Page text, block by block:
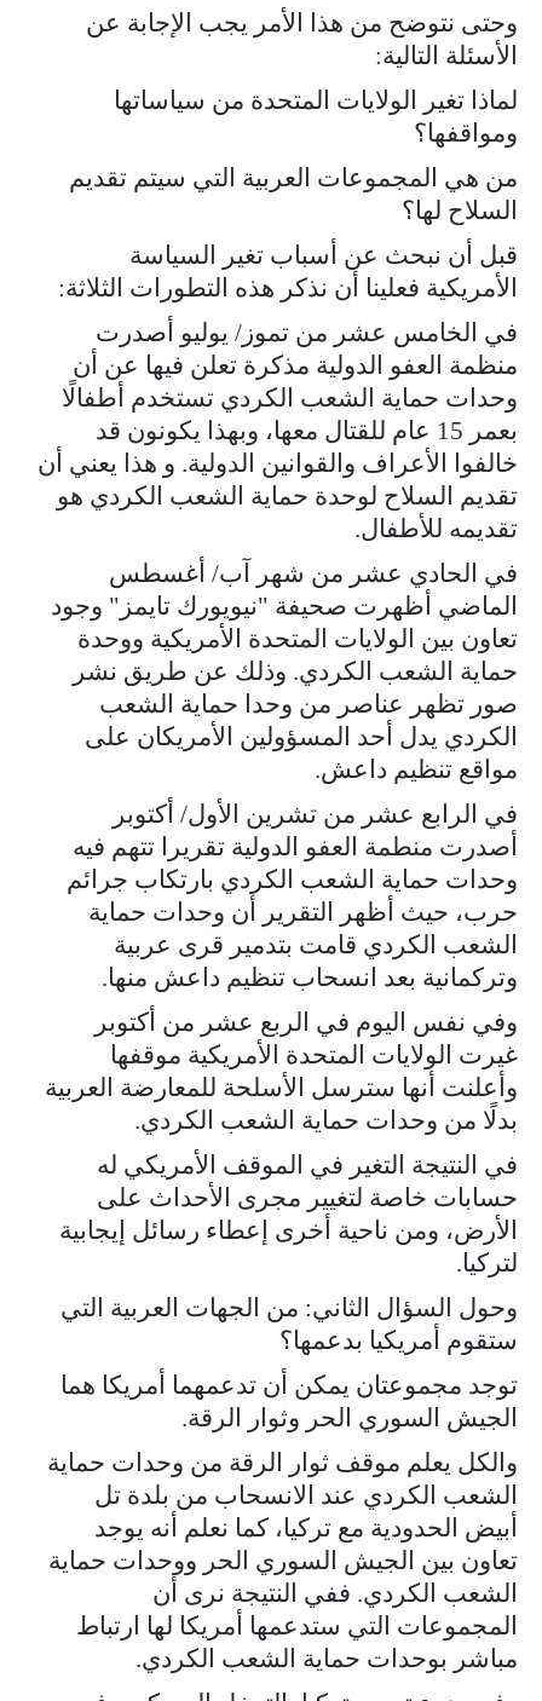
وحتى نتوضح من هذا الأمر يجب الإجابة عن
الأسئلة التالية:
لماذا تغير الولايات المتحدة من سياساتها
ومواقفها؟
من هي المجموعات العربية التي سيتم تقديم
السلاح لها؟
قبل أن نبحث عن أسباب تغير السياسة
الأمريكية فعلينا أن نذكر هذه التطورات الثلاثة:
في الخامس عشر من تموز/ يوليو أصدرت
منظمة العفو الدولية مذكرة تعلن فيها عن أن
وحدات حماية الشعب الكردي تستخدم أطفالًا
بعمر 15 عام للقتال معها، وبهذا يكونون قد
خالفوا الأعراف والقوانين الدولية. و هذا يعني أن
تقديم السلاح لوحدة حماية الشعب الكردي هو
تقديمه للأطفال.
في الحادي عشر من شهر آب/ أغسطس
الماضي أظهرت صحيفة "نيويورك تايمز" وجود
تعاون بين الولايات المتحدة الأمريكية ووحدة
حماية الشعب الكردي. وذلك عن طريق نشر
صور تظهر عناصر من وحدا حماية الشعب
الكردي يدل أحد المسؤولين الأمريكان على
مواقع تنظيم داعش.
في الرابع عشر من تشرين الأول/ أكتوبر
أصدرت منطمة العفو الدولية تقريرا تتهم فيه
وحدات حماية الشعب الكردي بارتكاب جرائم
حرب، حيث أظهر التقرير أن وحدات حماية
الشعب الكردي قامت بتدمير قرى عربية
وتركمانية بعد انسحاب تنظيم داعش منها.
وفي نفس اليوم في الربع عشر من أكتوبر
غيرت الولايات المتحدة الأمريكية موقفها
وأعلنت أنها سترسل الأسلحة للمعارضة العربية
بدلًا من وحدات حماية الشعب الكردي.
في النتيجة التغير في الموقف الأمريكي له
حسابات خاصة لتغيير مجرى الأحداث على
الأرض، ومن ناحية أخرى إعطاء رسائل إيجابية
لتركيا.
وحول السؤال الثاني: من الجهات العربية التي
ستقوم أمريكيا بدعمها؟
توجد مجموعتان يمكن أن تدعمهما أمريكا هما
الجيش السوري الحر وثوار الرقة.
والكل يعلم موقف ثوار الرقة من وحدات حماية
الشعب الكردي عند الانسحاب من بلدة تل
أبيض الحدودية مع تركيا، كما نعلم أنه يوجد
تعاون بين الجيش السوري الحر ووحدات حماية
الشعب الكردي. ففي النتيجة نرى أن
المجموعات التي ستدعمها أمريكا لها ارتباط
مباشر بوحدات حماية الشعب الكردي.